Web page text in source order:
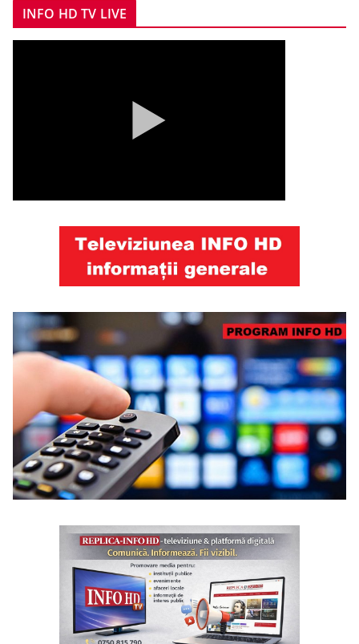
INFO HD TV LIVE